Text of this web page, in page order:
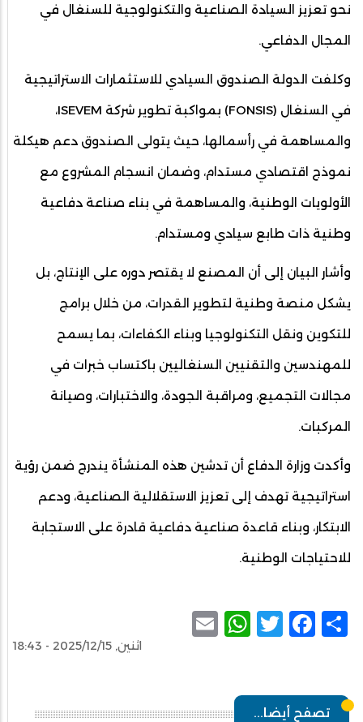
نحو تعزيز السيادة الصناعية والتكنولوجية للسنغال في
المجال الدفاعي.
وكلفت الدولة الصندوق السيادي للاستثمارات الاستراتيجية
في السنغال (FONSIS) بمواكبة تطوير شركة ISEVEM،
والمساهمة في رأسمالها، حيث يتولى الصندوق دعم هيكلة
نموذج اقتصادي مستدام، وضمان انسجام المشروع مع
الأولويات الوطنية، والمساهمة في بناء صناعة دفاعية
وطنية ذات طابع سيادي ومستدام.
وأشار البيان إلى أن المصنع لا يقتصر دوره على الإنتاج، بل
يشكل منصة وطنية لتطوير القدرات، من خلال برامج
للتكوين ونقل التكنولوجيا وبناء الكفاءات، بما يسمح
للمهندسين والتقنيين السنغاليين باكتساب خبرات في
مجالات التجميع، ومراقبة الجودة، والاختبارات، وصيانة
المركبات.
وأكدت وزارة الدفاع أن تدشين هذه المنشأة يندرج ضمن رؤية
استراتيجية تهدف إلى تعزيز الاستقلالية الصناعية، ودعم
الابتكار، وبناء قاعدة صناعية دفاعية قادرة على الاستجابة
للاحتياجات الوطنية.
Share
Facebook
Twitter
WhatsApp
اثنين, 2025/12/15 - 18:43
تصفح أيضا...